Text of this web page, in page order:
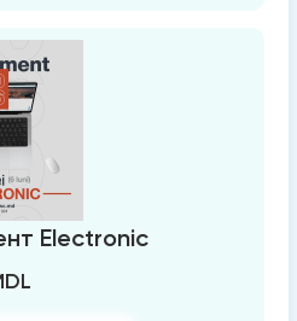
Electronic